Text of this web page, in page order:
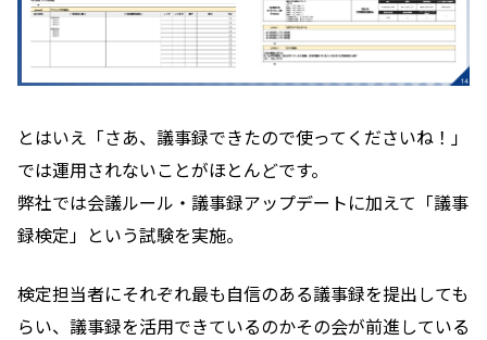
とはいえ「さあ、議事録できたので使ってくださいね！」
では運用されないことがほとんどです。
弊社では会議ルール・議事録アップデートに加えて「議事
録検定」という試験を実施。
検定担当者にそれぞれ最も自信のある議事録を提出しても
らい、議事録を活用できているのかその会が前進している